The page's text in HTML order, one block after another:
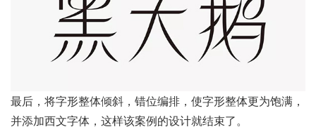
最后，将字形整体倾斜，错位编排，使字形整体更为饱满，
并添加西文字体，这样该案例的设计就结束了。